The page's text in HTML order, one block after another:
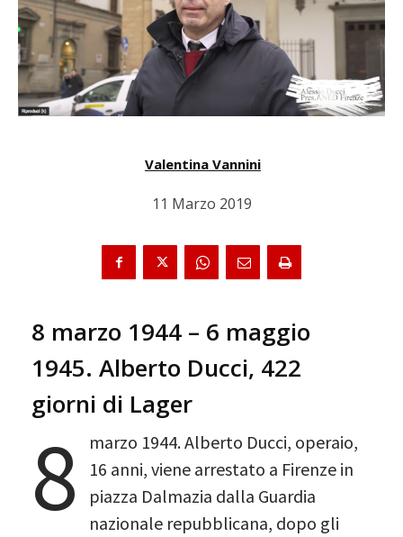
Valentina Vannini
11 Marzo 2019
8 marzo 1944 – 6 maggio
1945. Alberto Ducci, 422
giorni di Lager
8
marzo 1944. Alberto Ducci, operaio,
16 anni, viene arrestato a Firenze in
piazza Dalmazia dalla Guardia
nazionale repubblicana, dopo gli